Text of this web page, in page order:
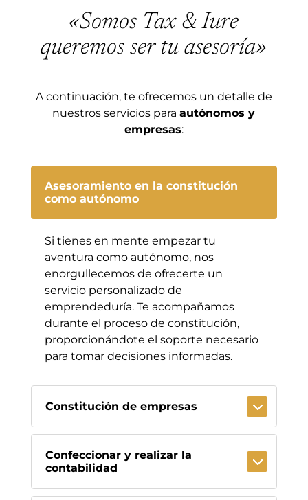
«Somos Tax & Iure
queremos ser tu asesoría»
A continuación, te ofrecemos un detalle de
nuestros servicios paraautónomos y
empresas:
Asesoramiento en la constitución
como autónomo
Si tienes en mente empezar tu
aventura como autónomo, nos
enorgullecemos de ofrecerte un
servicio personalizado de
emprendeduría. Te acompañamos
durante el proceso de constitución,
proporcionándote el soporte necesario
para tomar decisiones informadas.
Constitución de empresas
Confeccionar y realizar la
contabilidad